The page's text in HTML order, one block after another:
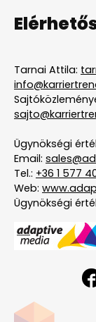
Tarnai Attila:
Ügynökségi
Email:
Tel.: +36 1 577
Web:
Ügynökségi